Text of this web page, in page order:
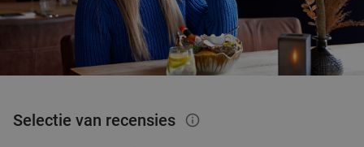
Selectie van recensies info_outlined